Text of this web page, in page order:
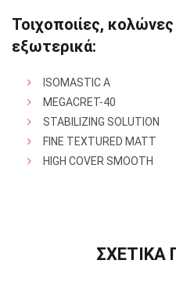
Τοιχοποιίες,
εξωτερικά:
ISOMASTIC A
MEGACRET-40
STABILIZING SOLUTION
FINE TEXTURED MATT
HIGH COVER SMOOTH
ΣΧΕΤΙΚΑ